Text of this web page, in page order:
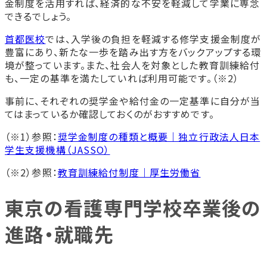
できるでしょう。
首都医校では、入学後の負担を軽減する修学支援金制度が
豊富にあり、新たな一歩を踏み出す方をバックアップする環
境が整っています。また、社会人を対象とした教育訓練給付
も、一定の基準を満たしていれば利用可能です。（※2）
事前に、それぞれの奨学金や給付金の一定基準に自分が当
てはまっているか確認しておくのがおすすめです。
（※1）参照：奨学金制度の種類と概要｜独立行政法人日本
学生支援機構（JASSO）
（※2）参照：教育訓練給付制度｜厚生労働省
東京の看護専門学校卒業後の
進路・就職先